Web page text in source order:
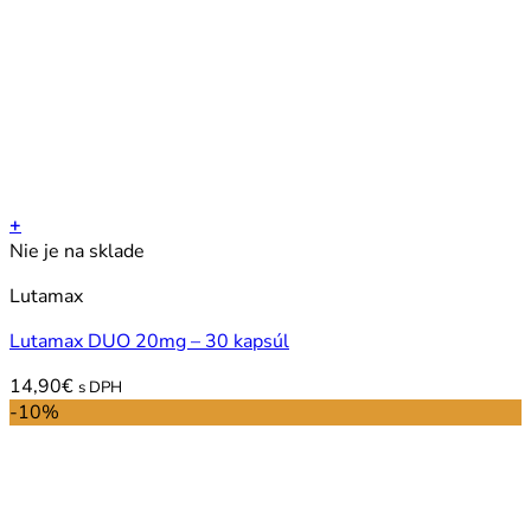
+
Nie je na sklade
Lutamax
Lutamax DUO 20mg – 30 kapsúl
14,90€ s DPH
-10%